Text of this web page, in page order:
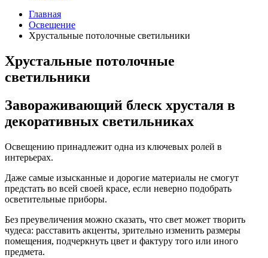
Главная
Освещение
Хрустальные потолочные светильники
Хрустальные потолочные
светильники
Завораживающий блеск хрусталя в
декоративных светильниках
Освещению принадлежит одна из ключевых ролей в
интерьерах.
Даже самые изысканные и дорогие материалы не смогут
предстать во всей своей красе, если неверно подобрать
осветительные приборы.
Без преувеличения можно сказать, что свет может творить
чудеса: расставить акценты, зрительно изменить размеры
помещения, подчеркнуть цвет и фактуру того или иного
предмета.